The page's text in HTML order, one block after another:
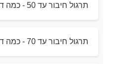
תרגול חיבור עד 50 - כמה דיירים בכל קומה
תרגול חיבור עד 70 - כמה דיירים בכל קומה